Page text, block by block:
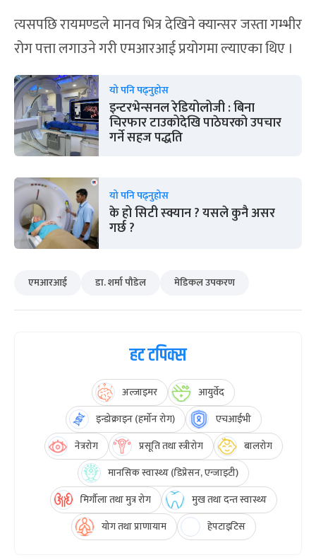
त्यसपछि रायमण्डले मानव भित्र देखिने क्यान्सर जस्ता गम्भीर
रोग पत्ता लगाउने गरी एमआरआई प्रयोगमा ल्याएका थिए ।
यो पनि पढ्नुहोस
इन्टरभेन्सनल रेडियोलोजी : बिना
चिरफार टाउकोदेखि पाठेघरको उपचार
गर्ने सहज पद्धति
यो पनि पढ्नुहोस
के हो सिटी स्क्यान ? यसले कुनै असर
गर्छ ?
एमआरआई डा. शर्मा पौडेल मेडिकल उपकरण
हट टपिक्स
अल्जाइमर
आयुर्वेद
इन्डोक्राइन (हर्मोन रोग)
एचआईभी
नेत्ररोग
प्रसूति तथा स्त्रीरोग
बालरोग
मानसिक स्वास्थ्य (डिप्रेसन, एन्जाइटी)
मिर्गौला तथा मुत्र रोग
मुख तथा दन्त स्वास्थ्य
योग तथा प्राणायाम
हेपटाइटिस